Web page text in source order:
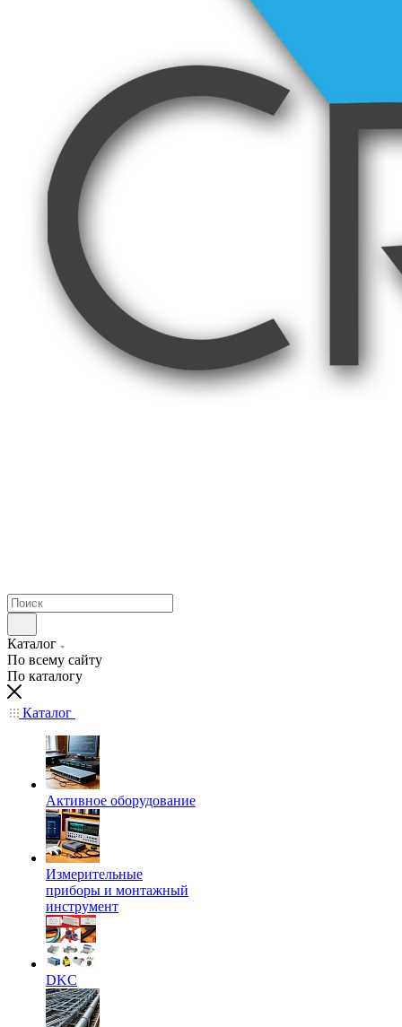
Каталог
По всему сайту
По каталогу
Каталог
Активное оборудование
Измерительные
приборы и монтажный
инструмент
DKC